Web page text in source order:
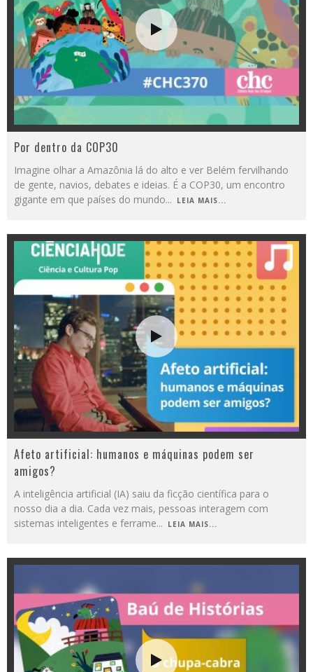
Por dentro da COP30
Imagine olhar a Amazônia lá do alto e ver Belém fervilhando
de gente, navios, debates e ideias. É a COP30, um encontro
gigante em que países do mundo... LEIA MAIS...
Afeto artificial: humanos e máquinas podem ser
amigos?
A inteligência artificial (IA) saiu da ficção científica para o
nosso dia a dia. Cada vez mais, pessoas interagem com
sistemas inteligentes e ferrame... LEIA MAIS...